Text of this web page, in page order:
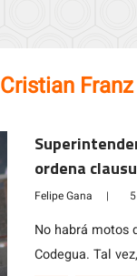
Cristian Franz
ordena
Internacional
Felipe Gana |
No habrá motos
Codegua. Tal